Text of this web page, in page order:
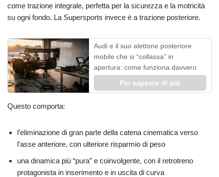
come trazione integrale, perfetta per la sicurezza e la motricità
su ogni fondo. La Supersports invece è a trazione posteriore.
Audi e il suo alettone posteriore
mobile che si “collassa” in
apertura: come funziona davvero
Per saperne di più
Questo comporta:
l’eliminazione di gran parte della catena cinematica verso
l’asse anteriore, con ulteriore risparmio di peso
una dinamica più “pura” e coinvolgente, con il retrotreno
protagonista in inserimento e in uscita di curva